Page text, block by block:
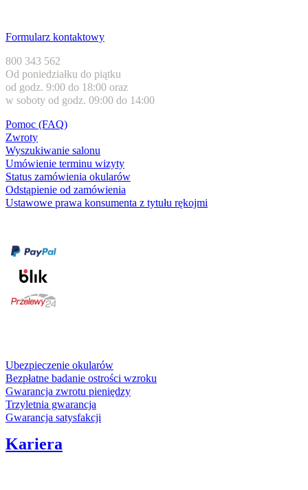
Formularz kontaktowy
800 343 562
Od poniedziałku do piątku
od godz. 9:00 do 18:00 oraz
w soboty od godz. 09:00 do 14:00
Pomoc (FAQ)
Zwroty
Wyszukiwanie salonu
Umówienie terminu wizyty
Status zamówienia okularów
Odstąpienie od zamówienia
Ustawowe prawa konsumenta z tytułu rękojmi
Ubezpieczenie okularów
Bezpłatne badanie ostrości wzroku
Gwarancja zwrotu pieniędzy
Trzyletnia gwarancja
Gwarancja satysfakcji
Kariera